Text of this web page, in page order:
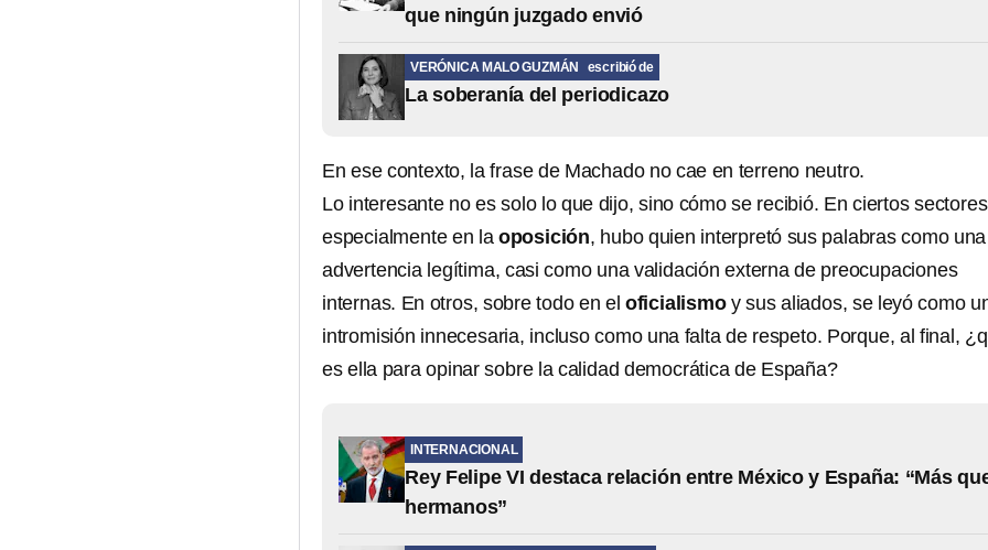
que ningún juzgado envió
VERÓNICA MALO GUZMÁN escribió de
La soberanía del periodicazo
En ese contexto, la frase de Machado no cae en terreno neutro.
Lo interesante no es solo lo que dijo, sino cómo se recibió. En ciertos
especialmente en la oposición, hubo quien interpretó sus palabras como una
advertencia legítima, casi como una validación externa de preocupaciones
internas. En otros, sobre todo en el oficialismoy sus aliados, se leyó como
intromisión innecesaria, incluso como una falta de respeto. Porque, al final,
es ella para opinar sobre la calidad democrática de España?
INTERNACIONAL
Rey Felipe VI destaca relación entre México y España: “Más
hermanos”